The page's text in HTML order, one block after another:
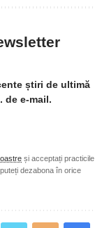
știri de ultimă
de e-mail.
și acceptați practicile
puteți dezabona în orice